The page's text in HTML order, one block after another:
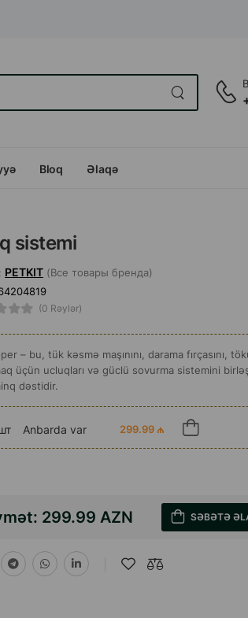
Bloq Əlaqə
sistemi
PETKIT (Все товары бренда)
(0 Rəylər)
– bu, tük kəsmə maşınını, darama fırçasını,
üçün ucluqları və güclü sovurma sistemini
dəstidir.
Anbarda var 299.99 ₼
299.99 AZN SƏBƏTƏ